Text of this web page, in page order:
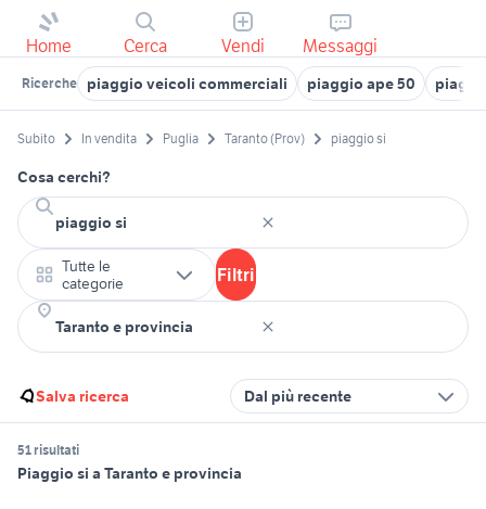
Home Cerca Vendi Messaggi
Ricerche piaggio veicoli commerciali piaggio ape 50
Subito In vendita Puglia Taranto (Prov) piaggio si
Cosa cerchi?
Tutte le
categorie
Filtri
Salva ricerca Dal più recente
51 risultati
Piaggio si a Taranto e provincia